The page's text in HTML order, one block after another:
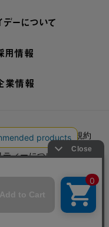
デーについて
用情報
業情報
リシー
ご利用規約
ィーについて
物営業法に基づく表示